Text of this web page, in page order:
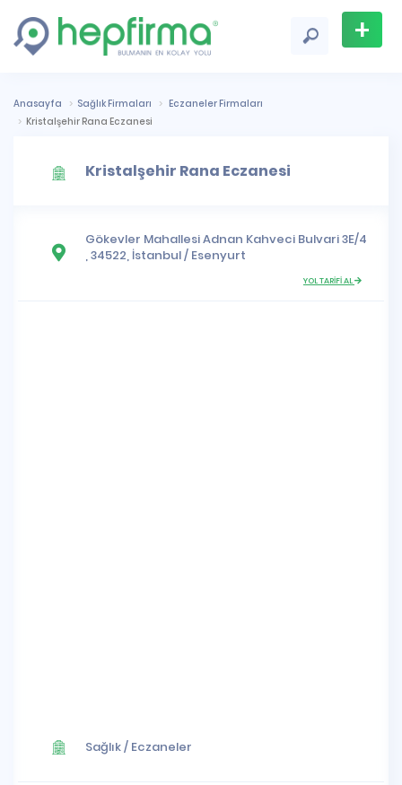
+
Anasayfa Sağlık Firmaları
Eczaneler Firmaları
Kristalşehir Rana Eczanesi
Kristalşehir Rana Eczanesi
Gökevler MahallesiAdnan Kahveci Bulvari 3E/4
, 34522, İstanbul/ Esenyurt
YOL TARİFİ AL
Sağlık/ Eczaneler